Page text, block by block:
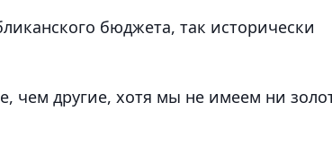
бюджета, так исторически
чем другие, хотя мы не имеем ни